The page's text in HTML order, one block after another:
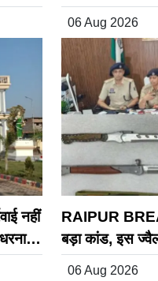
06 Aug 2026
नहीं
RAIPUR
बड़ा कांड, इस
थी गोली, समय
06 Aug 2026